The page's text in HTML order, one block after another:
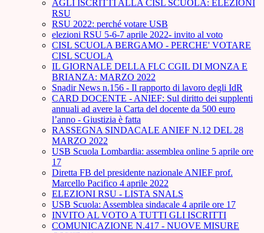
AGLI ISCRITTI ALLA CISL SCUOLA: ELEZIONI
RSU
RSU 2022: perché votare USB
elezioni RSU 5-6-7 aprile 2022- invito al voto
CISL SCUOLA BERGAMO - PERCHE' VOTARE
CISL SCUOLA
IL GIORNALE DELLA FLC CGIL DI MONZA E
BRIANZA: MARZO 2022
Snadir News n.156 - Il rapporto di lavoro degli IdR
CARD DOCENTE - ANIEF: Sul diritto dei supplenti
annuali ad avere la Carta del docente da 500 euro
l’anno - Giustizia è fatta
RASSEGNA SINDACALE ANIEF N.12 DEL 28
MARZO 2022
USB Scuola Lombardia: assemblea online 5 aprile ore
17
Diretta FB del presidente nazionale ANIEF prof.
Marcello Pacifico 4 aprile 2022
ELEZIONI RSU - LISTA SNALS
USB Scuola: Assemblea sindacale 4 aprile ore 17
INVITO AL VOTO A TUTTI GLI ISCRITTI
COMUNICAZIONE N.417 - NUOVE MISURE